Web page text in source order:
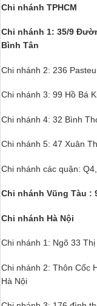
Chi nhánh TPHCM
Chi nhánh 1: 35/9
Bình Tân
Chi nhánh 2: 236
Chi nhánh 3: 99 Hồ Bá
Chi nhánh 4: 32 Bình
Chi nhánh 5: 47 Xuân
Chi nhánh các quận:
Chi nhánh Vũng Tàu :
Chi nhánh Hà Nội
Chi nhánh 1: Ngõ 33
Chi nhánh 2: Thôn Cốc
Hà Nội